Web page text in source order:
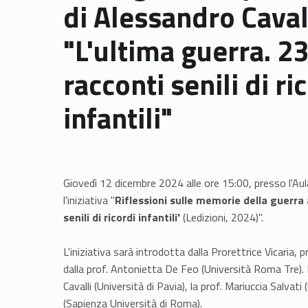
di Alessandro
"L'ultima guerra.
racconti senili di
infantili"
Giovedì 12 dicembre 2024 alle ore 15:00, presso
l'iniziativa "Riflessioni sulle memorie della
senili di ricordi infantili'(Ledizioni, 2024)".
L'iniziativa sarà introdotta dalla Prorettrice Vicaria,
dalla prof. Antonietta De Feo (Università Roma
Cavalli (Università di Pavia), la prof. Mariuccia
(Sapienza Università di Roma).